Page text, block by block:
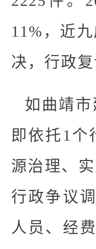
11%，近
决，行政
如曲靖
即依托1个
源治理、
行政争议
人员、经